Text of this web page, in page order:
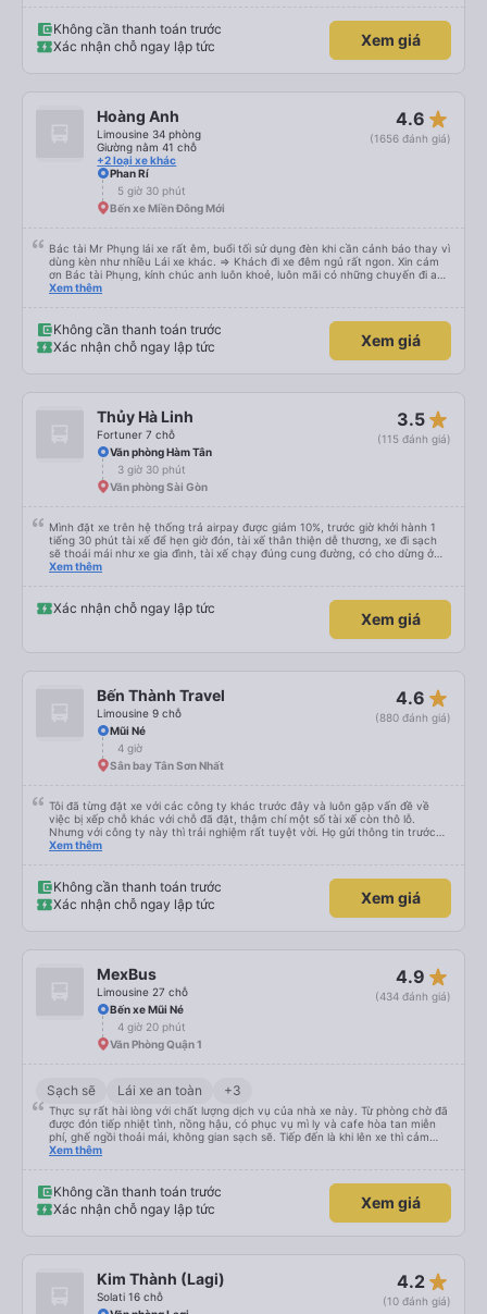
chuyện nhẹ nhàng và rất ok,Về thái độ nhân viên &tài xế thì mình chắc chắn
ăn đứt các hãng xe dịch vụ hiện nay. Chất lượng dịch vụ trong xe cũng có
nhỉnh hơn các hãng khác về thái độ bác tài & xe tương đối ok so với hãng
,thượng lộ bình an Hẹn gặp lại chuyến 5 giờ sáng mai
Không cần thanh toán trước
Xác nhận chỗ ngay lập tức
Xem giá
Hoàng Anh
Limousine 34 phòng
Giường nằm 41 chỗ
+2 loại xe khác
4.6 star_rate
(1656 đánh giá)
Phan Rí
5 giờ 30 phút
Bến xe Miền Đông Mới
Bác tài Mr Phụng lái xe rất êm, buổi tối sử dụng đèn khi cần cảnh báo thay vì
dùng kèn như nhiều Lái xe khác. => Khách đi xe đêm ngủ rất ngon. Xin cám
ơn Bác tài Phụng, kính chúc anh luôn khoẻ, luôn mãi có những chuyến đi an
toàn!
Xem thêm
Không cần thanh toán trước
Xác nhận chỗ ngay lập tức
Xem giá
Thủy Hà Linh
Fortuner 7 chỗ
3.5 star_rate
(115 đánh giá)
Văn phòng Hàm Tân
3 giờ 30 phút
Văn phòng Sài Gòn
Mình đặt xe trên hệ thống trả airpay được giảm 10%, trước giờ khởi hành 1
tiếng 30 phút tài xế để hẹn giờ đón, tài xế thân thiện dễ thương, xe đi sạch
sẽ thoái mái như xe gia đình, tài xế chạy đúng cung đường, có cho dừng ở
trạm đưng chân nghỉ, nói chung rất ô cê tiện lợi khi đặt xe trên app vexere.
Xem thêm
Xác nhận chỗ ngay lập tức
Xem giá
Bến Thành Travel
Limousine 9 chỗ
4.6 star_rate
(880 đánh giá)
Mũi Né
4 giờ
Sân bay Tân Sơn Nhất
Tôi đã từng đặt xe với các công ty khác trước đây và luôn gặp vấn đề về
việc bị xếp chỗ khác với chỗ đã đặt, thậm chí một số tài xế còn thô lỗ.
Nhưng với công ty này thì trải nghiệm rất tuyệt vời. Họ gửi thông tin trước
nên tôi biết khi nào tài xế sẽ đến, đón tôi tại địa chỉ và xếp tôi ngồi đúng chỗ
này. Tôi thường xuyên sử dụng dịch vụ xe limousine để đi lại giữa Thành phố
Hồ Chí Minh và Vũng Tàu. Trải nghiệm tuyệt vời, 👍🏽
Xem thêm
Không cần thanh toán trước
Xác nhận chỗ ngay lập tức
Xem giá
MexBus
Limousine 27 chỗ
4.9 star_rate
(434 đánh giá)
Bến xe Mũi Né
4 giờ 20 phút
Văn Phòng Quận 1
Sạch sẽ Lái xe an toàn +3
Thực sự rất hài lòng với chất lượng dịch vụ của nhà xe này. Từ phòng chờ đã
được đón tiếp nhiệt tình, nồng hậu, có phục vụ mì ly và cafe hòa tan miễn
phí, ghế ngồi thoải mái, không gian sạch sẽ. Tiếp đến là khi lên xe thì cảm
giác "WOW sao cái xe gì mà đẹp thế, nội thất sao mà đẹp thế". Với bản thân
tài thì lịch sự, nhiệt tình, chuyên nghiệp. Ngoài ra còn có các chương trình
phim, nhạc đa dạng trên xe. Thật là đáng tiền cho 1 chuyến đi. Nhưng mà
cũng có 1 số lỗi nhà xe cần khắc phục nhe: Đến sát giờ xe khởi hành mình
Xem thêm
Không cần thanh toán trước
Xác nhận chỗ ngay lập tức
Xem giá
Kim Thành (Lagi)
Solati 16 chỗ
4.2 star_rate
(10 đánh giá)